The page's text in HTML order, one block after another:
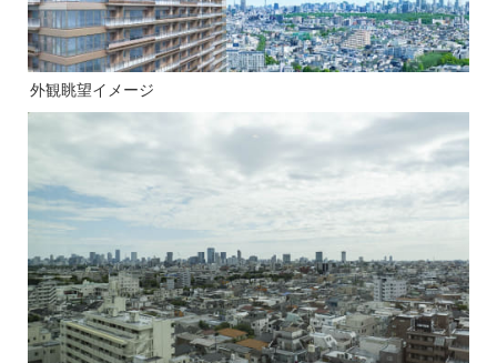
外観眺望イメージ